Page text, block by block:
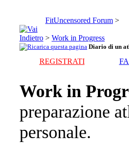
FitUncensored Forum >
> Work in Progress
Diario di un
REGISTRATI
Work in
preparazione
personale.